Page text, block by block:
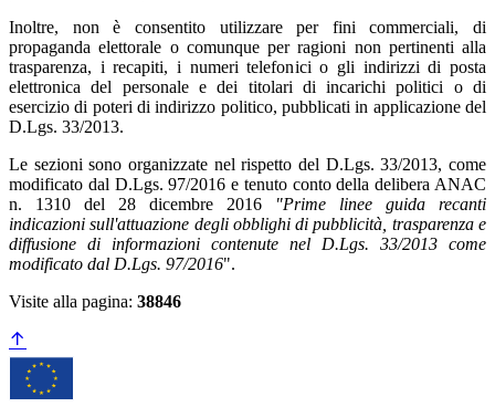
Inoltre, non è consentito utilizzare per fini commerciali, di
propaganda elettorale o comunque per ragioni non pertinenti alla
trasparenza, i recapiti, i numeri telefonici o gli indirizzi di posta
elettronica del personale e dei titolari di incarichi politici o di
esercizio di poteri di indirizzo politico, pubblicati in applicazione del
D.Lgs. 33/2013.
Le sezioni sono organizzate nel rispetto del D.Lgs. 33/2013, come
modificato dal D.Lgs. 97/2016 e tenuto conto della delibera ANAC
n. 1310 del 28 dicembre 2016
"Prime linee guida recanti
indicazioni sull'attuazione degli obblighi di pubblicità, trasparenza e
diffusione di informazioni contenute nel D.Lgs. 33/2013 come
modificato dal D.Lgs. 97/2016".
Visite alla pagina: 38846